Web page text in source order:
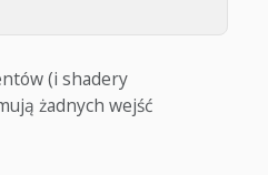
(i shadery
żadnych wejść